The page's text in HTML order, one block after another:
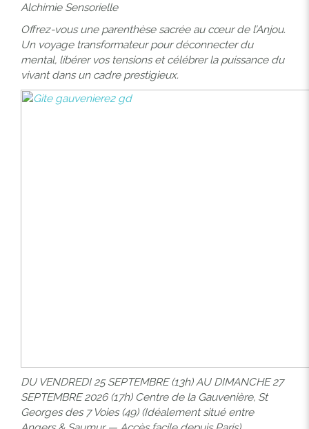
Alchimie Sensorielle
Offrez-vous une parenthèse sacrée au cœur de l’Anjou.
Un voyage transformateur pour déconnecter du
mental, libérer vos tensions et célébrer la puissance du
vivant dans un cadre prestigieux.
DU VENDREDI 25 SEPTEMBRE (13h) AU DIMANCHE 27
SEPTEMBRE 2026 (17h) Centre de la Gauvenière, St
Georges des 7 Voies (49) (Idéalement situé entre